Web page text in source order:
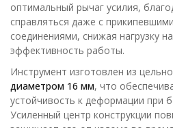
оптимальный рычаг усилия,
справляться даже с
соединениями, снижая нагрузку
эффективность работы.
Инструмент изготовлен из
диаметром 16 мм, что
устойчивость к деформации при
Усиленный центр конструкции